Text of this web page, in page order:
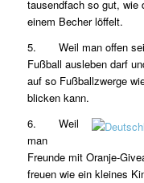
tausendfach so gut, wie
einem Becher löffelt.
5. Weil man offen
Fußball ausleben darf
auf so Fußballzwerge
blicken kann.
6. Weil
man
Freunde mit Oranje-
freuen wie ein kleines